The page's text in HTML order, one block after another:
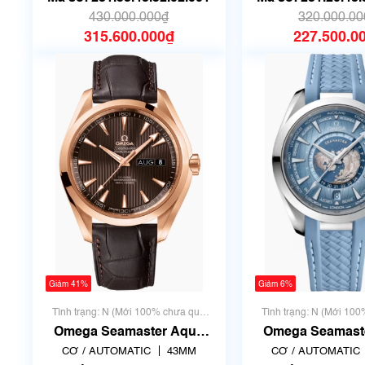
430.000.000₫
315.600.000₫
Giảm 41%
Tình trạng: N (Mới 100% chưa qua
sử dụng)
Omega Seamaster Aqua
Terra 150M 43mm
CƠ / AUTOMATIC 43MM
Giảm 6%
Tình trạng: N (Mới
sử dụng)
Omega Seamaster Aqua
Terra
CƠ / AUTOMATIC